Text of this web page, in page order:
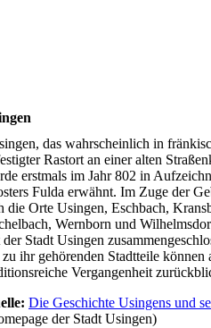
das wahrscheinlich in
Rastort an einer alten
erstmals im Jahr 802 in
Fulda erwähnt. Im Zuge der
die Orte Usingen, Eschbach,
Wernborn und
Stadt Usingen
ihr gehörenden Stadtteile können
Vergangenheit
Die Geschichte Usingens und
der Stadt Usingen)